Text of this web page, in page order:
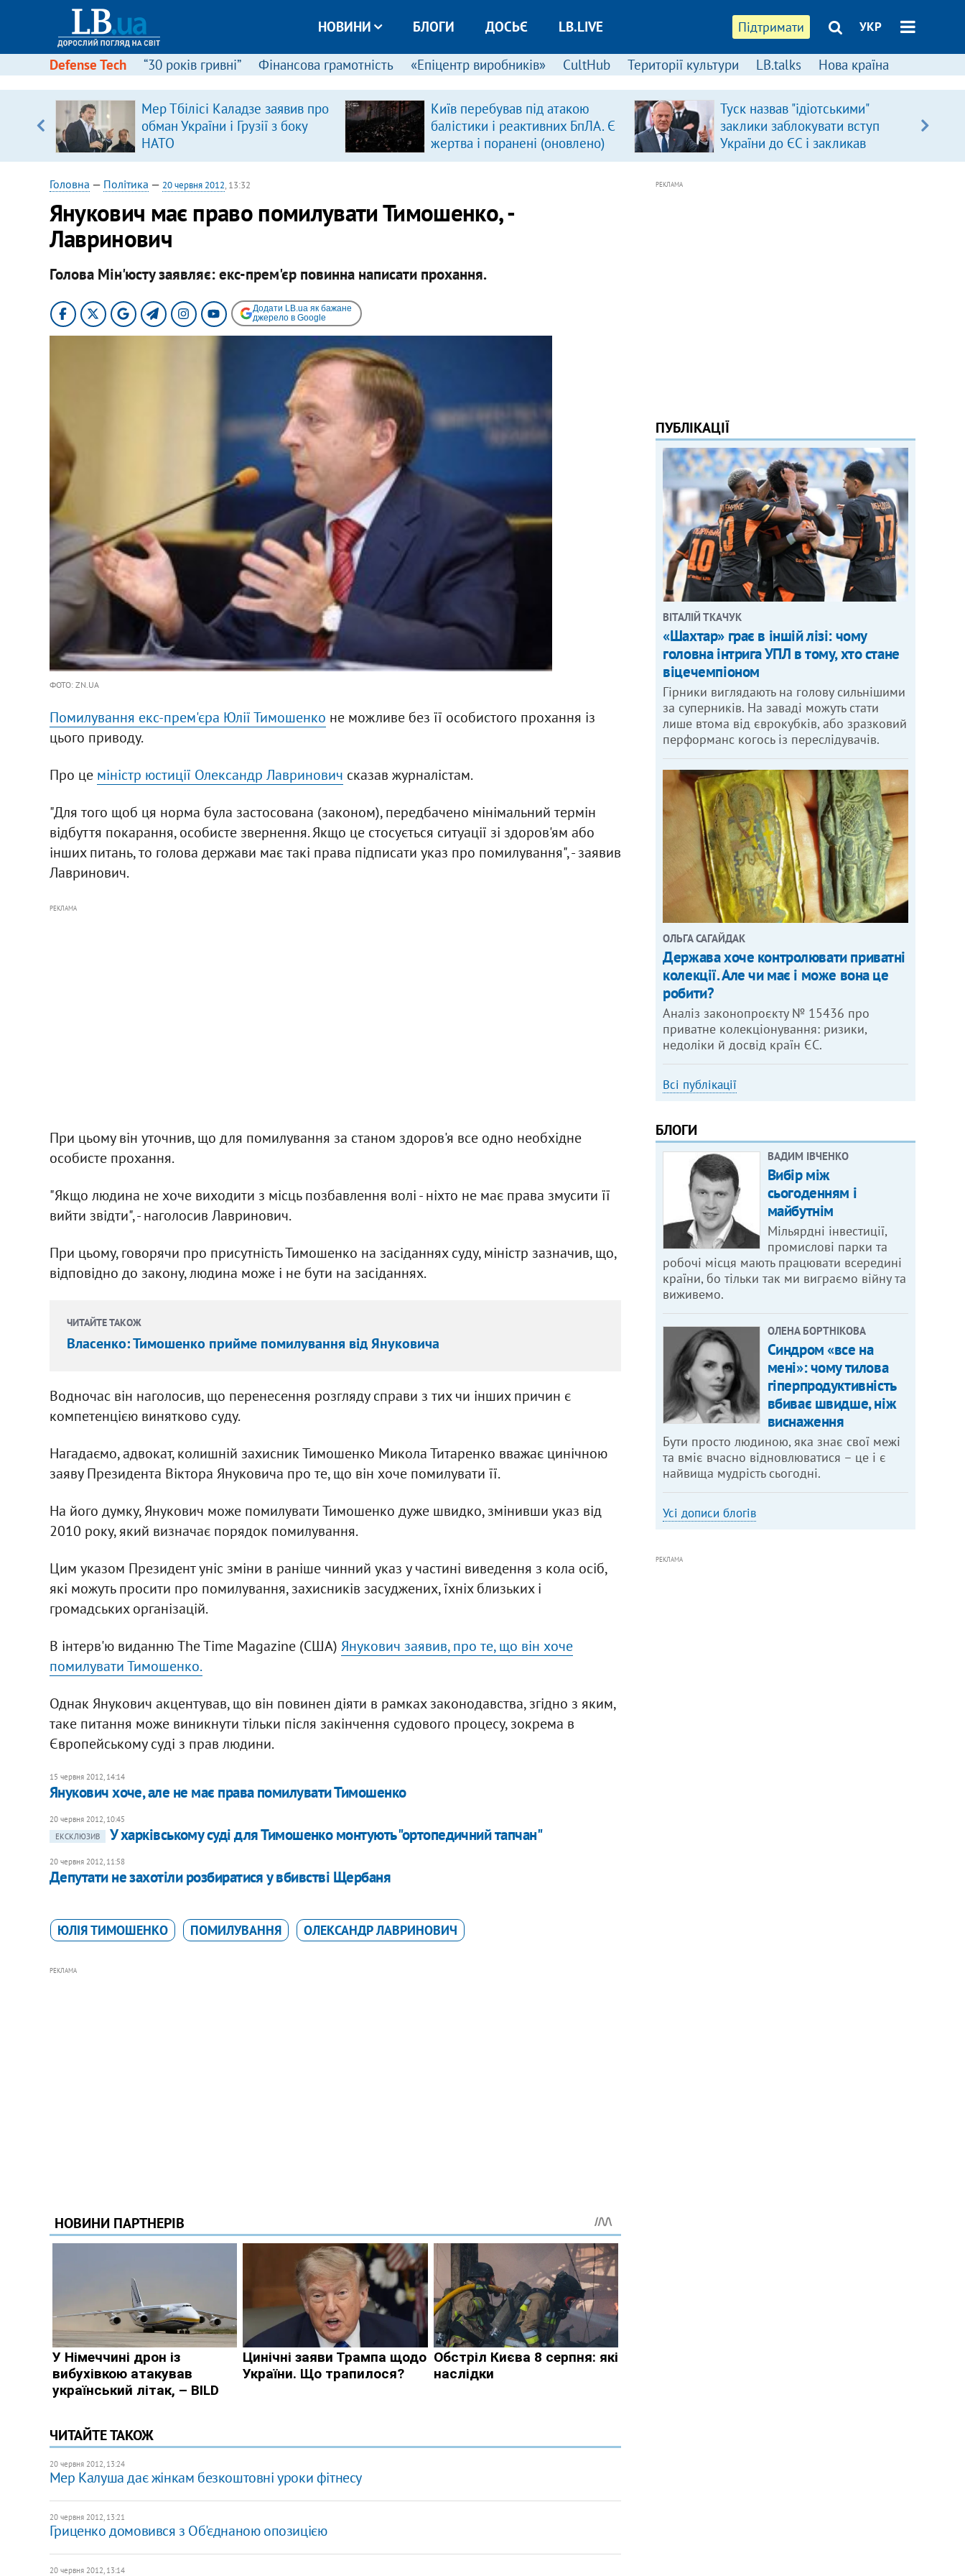
Підтримати УКР
НОВИНИ БЛОГИ ДОСЬЄ LB.LIVE
Defense Tech “30 років гривні” Фінансова грамотність «Епіцентр виробників» CultHub Території культури LB.talks Нова країна
Мер Тбілісі Каладзе заявив про
обман України і Грузії з боку
НАТО
Київ перебував під атакою
балістики і реактивних БпЛА. Є
жертва і поранені (оновлено)
Туск назвав "ідіотськими"
заклики заблокувати вступ
України до ЄС і закликав
припинити антиукраїнську
Головна — Політика — 20 червня 2012, 13:32
Янукович має право помилувати Тимошенко, -
Лавринович
Голова Мін'юсту заявляє: екс-прем'єр повинна написати прохання.
Додати LB.ua як бажане
джерело в Google
ФОТО: ZN.UA
Помилування екс-прем'єра Юлії Тимошенко не можливе без її особистого прохання із
цього приводу.
Про це міністр юстиції Олександр Лавринович сказав журналістам.
"Для того щоб ця норма була застосована (законом), передбачено мінімальний термін
відбуття покарання, особисте звернення. Якщо це стосується ситуації зі здоров'ям або
інших питань, то голова держави має такі права підписати указ про помилування", - заявив
Лавринович.
РЕКЛАМА
При цьому він уточнив, що для помилування за станом здоров'я все одно необхідне
особисте прохання.
"Якщо людина не хоче виходити з місць позбавлення волі - ніхто не має права змусити її
вийти звідти", - наголосив Лавринович.
При цьому, говорячи про присутність Тимошенко на засіданнях суду, міністр зазначив, що,
відповідно до закону, людина може і не бути на засіданнях.
ЧИТАЙТЕ ТАКОЖ
Власенко: Тимошенко прийме помилування від Януковича
Водночас він наголосив, що перенесення розгляду справи з тих чи інших причин є
компетенцією винятково суду.
Нагадаємо, адвокат, колишній захисник Тимошенко Микола Титаренко вважає цинічною
заяву Президента Віктора Януковича про те, що він хоче помилувати її.
На його думку, Янукович може помилувати Тимошенко дуже швидко, змінивши указ від
2010 року, який визначає порядок помилування.
Цим указом Президент уніс зміни в раніше чинний указ у частині виведення з кола осіб,
які можуть просити про помилування, захисників засуджених, їхніх близьких і
громадських організацій.
В інтерв'ю виданню The Time Magazine (США) Янукович заявив, про те, що він хоче
помилувати Тимошенко.
Однак Янукович акцентував, що він повинен діяти в рамках законодавства, згідно з яким,
таке питання може виникнути тільки після закінчення судового процесу, зокрема в
Європейському суді з прав людини.
15 червня 2012, 14:14
Янукович хоче, але не має права помилувати Тимошенко
20 червня 2012, 10:45
ЕКСКЛЮЗИВ
У харківському суді для Тимошенко монтують "ортопедичний тапчан"
20 червня 2012, 11:58
Депутати не захотіли розбиратися у вбивстві Щербаня
ЮЛІЯ ТИМОШЕНКО ПОМИЛУВАННЯ ОЛЕКСАНДР ЛАВРИНОВИЧ
РЕКЛАМА
ЧИТАЙТЕ ТАКОЖ
20 червня 2012, 13:24
Мер Калуша дає жінкам безкоштовні уроки фітнесу
20 червня 2012, 13:21
Гриценко домовився з Об'єднаною опозицією
20 червня 2012, 13:14
РЕКЛАМА
ПУБЛІКАЦІЇ
ВІТАЛІЙ ТКАЧУК
«Шахтар» грає в іншій лізі: чому
головна інтрига УПЛ в тому, хто стане
віцечемпіоном
Гірники виглядають на голову сильнішими
за суперників. На заваді можуть стати
лише втома від єврокубків, або зразковий
перформанс когось із переслідувачів.
ОЛЬГА САГАЙДАК
Держава хоче контролювати приватні
колекції. Але чи має і може вона це
робити?
Аналіз законопроєкту № 15436 про
приватне колекціонування: ризики,
недоліки й досвід країн ЄС.
Всі публікації
БЛОГИ
ВАДИМ ІВЧЕНКО
Вибір між
сьогоденням і
майбутнім
Мільярдні інвестиції,
промислові парки та
робочі місця мають працювати всередині
країни, бо тільки так ми виграємо війну та
виживемо.
ОЛЕНА БОРТНІКОВА
Синдром «все на
мені»: чому тилова
гіперпродуктивність
вбиває швидше, ніж
виснаження
Бути просто людиною, яка знає свої межі
та вміє вчасно відновлюватися – це і є
найвища мудрість сьогодні.
Усі дописи блогів
РЕКЛАМА